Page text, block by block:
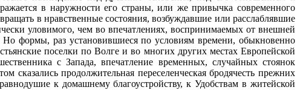
в наружности его страны, или же привычка современного
в нравственные состояния, возбуждавшие или расслаблявшие
уловимого, чем во впечатлениях, воспринимаемых от внешней
формы, раз установившиеся по условиям времени, обыкновенно
поселки по Волге и во многих других местах Европейской
с Запада, впечатление временных, случайных стоянок
сказались продолжительная переселенческая бродячесть прежних
к домашнему благоустройству, к Удобствам в житейской